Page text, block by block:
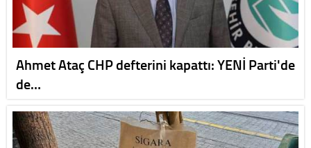
Ahmet Ataç CHP defterini kapattı: YENİ Parti'de
de…